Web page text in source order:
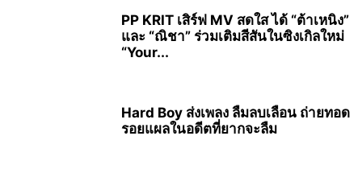
PP KRIT เสิร์ฟ MV สดใส ได้ “ต้าเหนิง”
และ “ณิชา” ร่วมเติมสีสันในซิงเกิลใหม่
“Your...
Hard Boy ส่งเพลง ลืมลบเลือน ถ่ายทอด
รอยแผลในอดีตที่ยากจะลืม